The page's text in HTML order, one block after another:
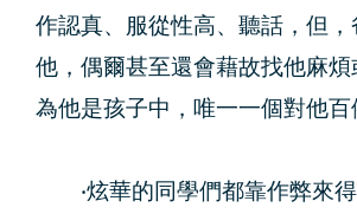
作認真、服從性高、聽話，但
他，偶爾甚至還會藉故找他麻煩
為他是孩子中，唯一一個對他百
‧炫華的同學們都靠作弊來得